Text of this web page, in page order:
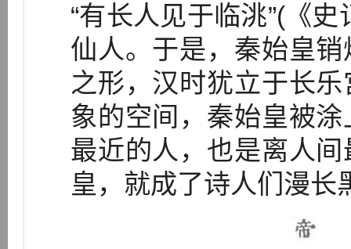
“有长人见于临洮”(《史
仙人。于是，秦始皇
之形，汉时犹立于长
象的空间，秦始皇被
最近的人，也是离人
皇，就成了诗人们漫长